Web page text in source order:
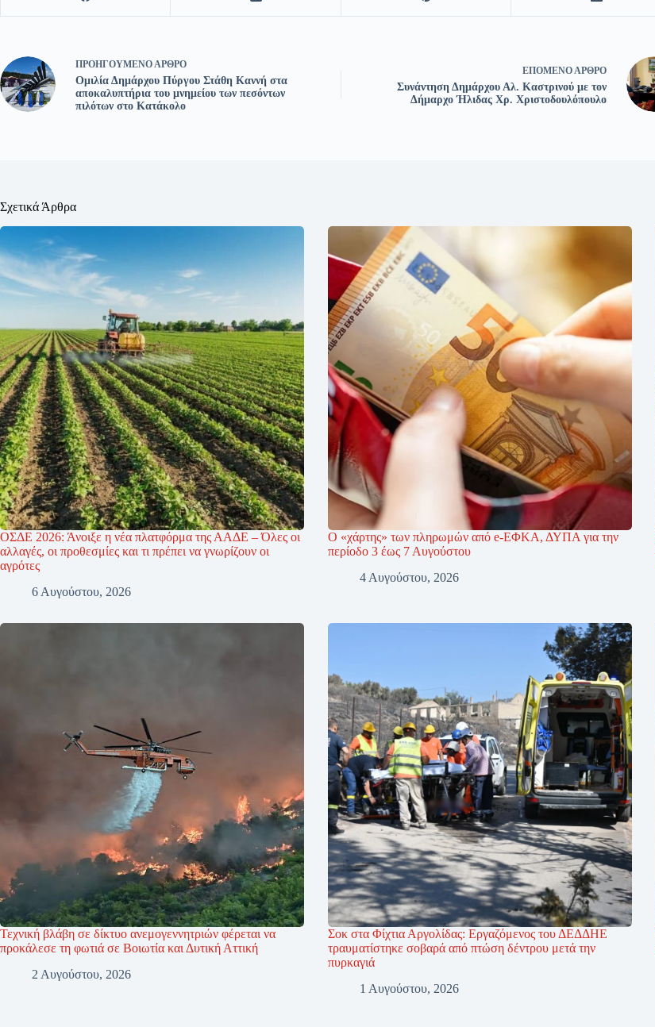
ΠΡΟΗΓΟΎΜΕΝΟΆΡΘΡΟ
Ομιλία Δημάρχου Πύργου Στάθη Καννή στα
αποκαλυπτήρια του μνημείου των πεσόντων
πιλότων στο Κατάκολο
ΕΠΌΜΕΝΟΆΡΘΡΟ
Συνάντηση Δημάρχου Αλ. Καστρινού με τον
Δήμαρχο Ήλιδας Χρ. Χριστοδουλόπουλο
Σχετικά Άρθρα
ΟΣΔΕ 2026: Άνοιξε η νέα πλατφόρμα της ΑΑΔΕ – Όλες οι
αλλαγές, οι προθεσμίες και τι πρέπει να γνωρίζουν οι
αγρότες
6 Αυγούστου, 2026
Ο «χάρτης» των πληρωμών από e-ΕΦΚΑ, ΔΥΠΑ για την
περίοδο 3 έως 7 Αυγούστου
4 Αυγούστου, 2026
Τεχνική βλάβη σε δίκτυο ανεμογεννητριών φέρεται να
προκάλεσε τη φωτιά σε Βοιωτία και Δυτική Αττική
2 Αυγούστου, 2026
Σοκ στα Φίχτια Αργολίδας: Εργαζόμενος του ΔΕΔΔΗΕ
τραυματίστηκε σοβαρά από πτώση δέντρου μετά την
πυρκαγιά
1 Αυγούστου, 2026